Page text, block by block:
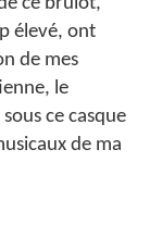
élevé, ont
de mes
le
ce casque
de ma